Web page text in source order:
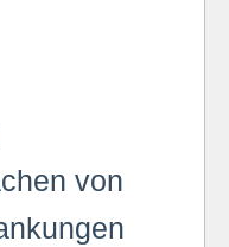
von